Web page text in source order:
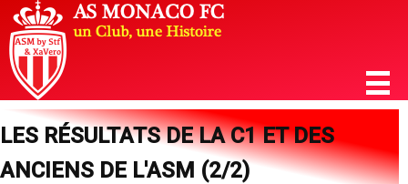
LES RÉSULTATS DE LA C1 ET DES
ANCIENS DE L'ASM (2/2)